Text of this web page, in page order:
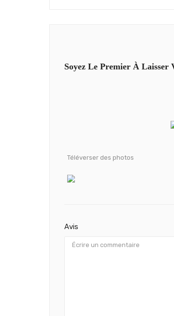
Soyez Le Premier À
Téléverser des photos
Avis